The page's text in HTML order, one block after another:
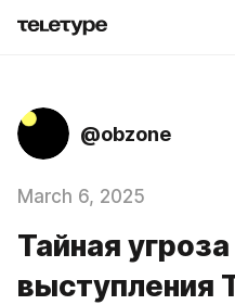
@obzone
March 6, 2025
Тайная
выступления